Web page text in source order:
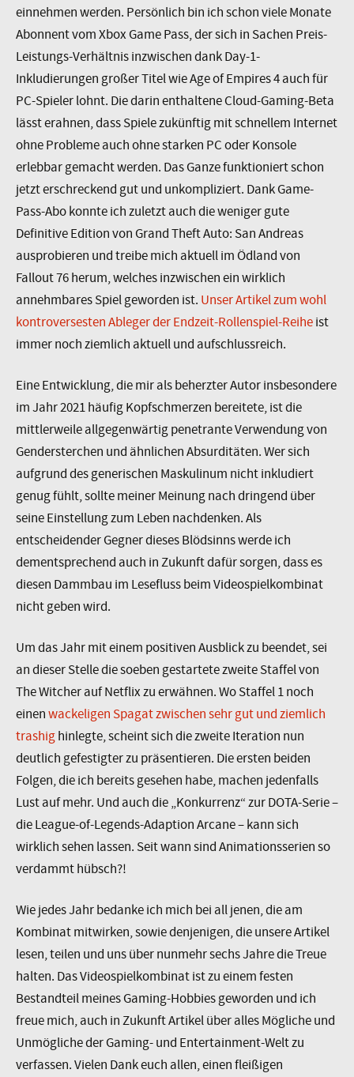
einnehmen werden. Persönlich bin ich schon viele Monate
Abonnent vom Xbox Game Pass, der sich in Sachen Preis-
Leistungs-Verhältnis inzwischen dank Day-1-
Inkludierungen großer Titel wie Age of Empires 4 auch für
PC-Spieler lohnt. Die darin enthaltene Cloud-Gaming-Beta
lässt erahnen, dass Spiele zukünftig mit schnellem Internet
ohne Probleme auch ohne starken PC oder Konsole
erlebbar gemacht werden. Das Ganze funktioniert schon
jetzt erschreckend gut und unkompliziert. Dank Game-
Pass-Abo konnte ich zuletzt auch die weniger gute
Definitive Edition von Grand Theft Auto: San Andreas
ausprobieren und treibe mich aktuell im Ödland von
Fallout 76 herum, welches inzwischen ein wirklich
annehmbares Spiel geworden ist. Unser Artikel zum wohl
kontroversesten Ableger der Endzeit-Rollenspiel-Reiheist
immer noch ziemlich aktuell und aufschlussreich.
Eine Entwicklung, die mir als beherzter Autor insbesondere
im Jahr 2021 häufig Kopfschmerzen bereitete, ist die
mittlerweile allgegenwärtig penetrante Verwendung von
Gendersterchen und ähnlichen Absurditäten. Wer sich
aufgrund des generischen Maskulinum nicht inkludiert
genug fühlt, sollte meiner Meinung nach dringend über
seine Einstellung zum Leben nachdenken. Als
entscheidender Gegner dieses Blödsinns werde ich
dementsprechend auch in Zukunft dafür sorgen, dass es
diesen Dammbau im Lesefluss beim Videospielkombinat
nicht geben wird.
Um das Jahr mit einem positiven Ausblick zu beendet, sei
an dieser Stelle die soeben gestartete zweite Staffel von
The Witcher auf Netflix zu erwähnen. Wo Staffel 1 noch
einenwackeligen Spagat zwischen sehr gut und ziemlich
trashighinlegte, scheint sich die zweite Iteration nun
deutlich gefestigter zu präsentieren. Die ersten beiden
Folgen, die ich bereits gesehen habe, machen jedenfalls
Lust auf mehr. Und auch die „Konkurrenz“ zur DOTA-Serie –
die League-of-Legends-Adaption Arcane – kann sich
wirklich sehen lassen. Seit wann sind Animationsserien so
verdammt hübsch?!
Wie jedes Jahr bedanke ich mich bei all jenen, die am
Kombinat mitwirken, sowie denjenigen, die unsere Artikel
lesen, teilen und uns über nunmehr sechs Jahre die Treue
halten. Das Videospielkombinat ist zu einem festen
Bestandteil meines Gaming-Hobbies geworden und ich
freue mich, auch in Zukunft Artikel über alles Mögliche und
Unmögliche der Gaming- und Entertainment-Welt zu
verfassen. Vielen Dank euch allen, einen fleißigen